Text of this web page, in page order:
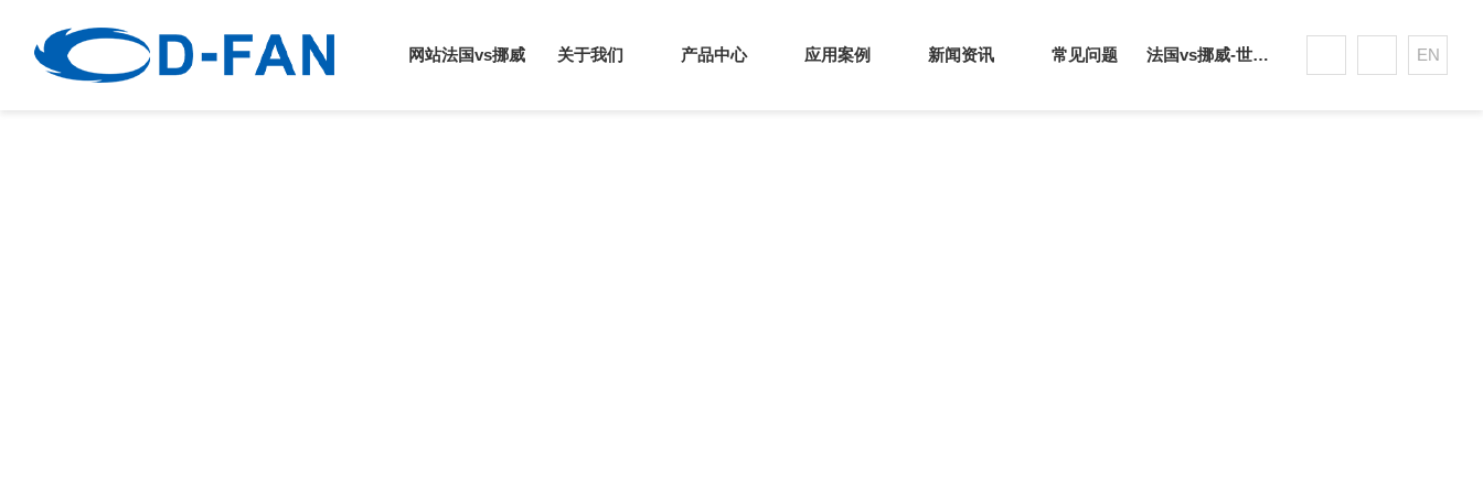
网站法国vs挪威 关于我们 产品中心 应用案例 新闻资讯 常见问题 法国vs挪威-世界杯赛事平台 EN